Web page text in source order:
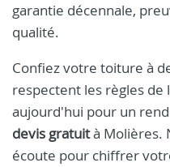
garantie décennale,
qualité.
Confiez votre toiture à
respectent les règles de
aujourd'hui pour un
devis gratuità Molières.
écoute pour chiffrer